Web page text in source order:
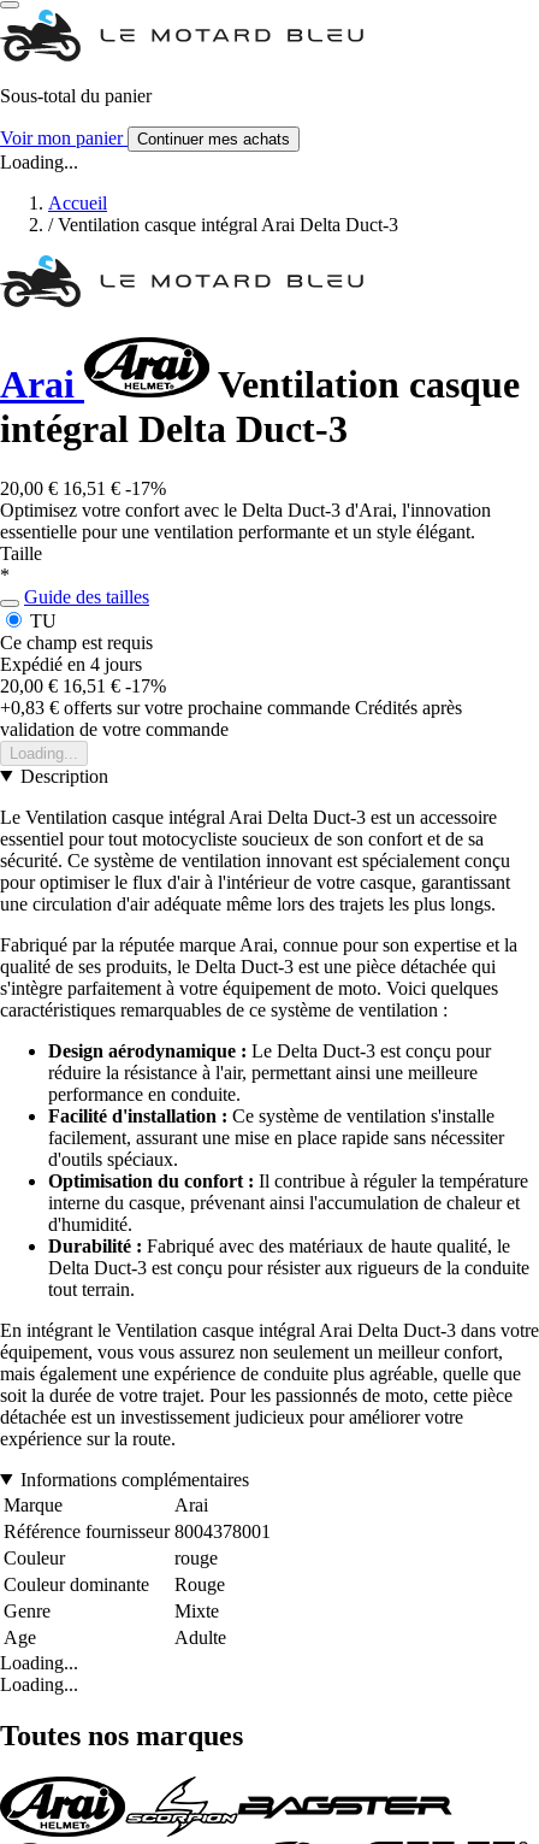
Sous-total du panier
Voir mon panier Continuer mes achats
Loading...
Accueil
/ Ventilation casque intégral Arai Delta Duct-3
Arai
Ventilation casque
intégral Delta Duct-3
20,00 € 16,51 € -17%
Optimisez votre confort avec le Delta Duct-3 d'Arai, l'innovation
essentielle pour une ventilation performante et un style élégant.
Taille
*
Guide des tailles
TU
Ce champ est requis
Expédié en 4 jours
20,00 € 16,51 € -17%
+0,83 € offerts sur votre prochaine commande Crédités après
validation de votre commande
Loading...
Description
Le Ventilation casque intégral Arai Delta Duct-3 est un accessoire
essentiel pour tout motocycliste soucieux de son confort et de sa
sécurité. Ce système de ventilation innovant est spécialement conçu
pour optimiser le flux d'air à l'intérieur de votre casque, garantissant
une circulation d'air adéquate même lors des trajets les plus longs.
Fabriqué par la réputée marque Arai, connue pour son expertise et la
qualité de ses produits, le Delta Duct-3 est une pièce détachée qui
s'intègre parfaitement à votre équipement de moto. Voici quelques
caractéristiques remarquables de ce système de ventilation :
Design aérodynamique : Le Delta Duct-3 est conçu pour
réduire la résistance à l'air, permettant ainsi une meilleure
performance en conduite.
Facilité d'installation : Ce système de ventilation s'installe
facilement, assurant une mise en place rapide sans nécessiter
d'outils spéciaux.
Optimisation du confort : Il contribue à réguler la température
interne du casque, prévenant ainsi l'accumulation de chaleur et
d'humidité.
Durabilité : Fabriqué avec des matériaux de haute qualité, le
Delta Duct-3 est conçu pour résister aux rigueurs de la conduite
tout terrain.
En intégrant le Ventilation casque intégral Arai Delta Duct-3 dans votre
équipement, vous vous assurez non seulement un meilleur confort,
mais également une expérience de conduite plus agréable, quelle que
soit la durée de votre trajet. Pour les passionnés de moto, cette pièce
détachée est un investissement judicieux pour améliorer votre
expérience sur la route.
Informations complémentaires
Marque
Arai
Référence fournisseur 8004378001
Couleur
rouge
Couleur dominante
Rouge
Genre
Mixte
Age
Adulte
Loading...
Loading...
Toutes nos marques